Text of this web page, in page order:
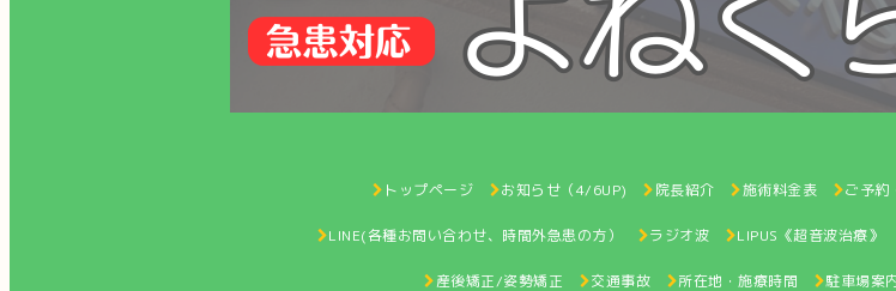
トップページ お知らせ（4/6UP) 院長紹介 施術料金表 ご予約
LINE(各種お問い合わせ、時間外急患の方） ラジオ波 LIPUS《超音波治療》
産後矯正/姿勢矯正 交通事故 所在地・施療時間 駐車場案内